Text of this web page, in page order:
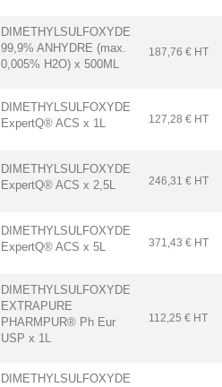
DIMETHYLSULFOXYDE
99,9% ANHYDRE (max.
0,005% H2O) x 500ML
187,76 € HT
DIMETHYLSULFOXYDE
ExpertQ® ACS x 1L
127,28 € HT
DIMETHYLSULFOXYDE
ExpertQ® ACS x 2,5L
246,31 € HT
DIMETHYLSULFOXYDE
ExpertQ® ACS x 5L
371,43 € HT
DIMETHYLSULFOXYDE
EXTRAPURE
PHARMPUR® Ph Eur
USP x 1L
112,25 € HT
DIMETHYLSULFOXYDE